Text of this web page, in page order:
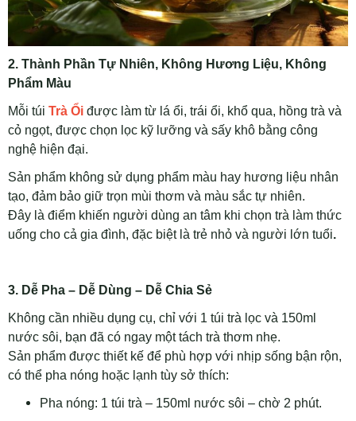
2. Thành Phần Tự Nhiên, Không Hương Liệu, Không
Phẩm Màu
Mỗi túi Trà Ổi được làm từ lá ổi, trái ổi, khổ qua, hồng trà và
cỏ ngọt, được chọn lọc kỹ lưỡng và sấy khô bằng công
nghệ hiện đại.
Sản phẩm không sử dụng phẩm màu hay hương liệu nhân
tạo, đảm bảo giữ trọn mùi thơm và màu sắc tự nhiên.
Đây là điểm khiến người dùng an tâm khi chọn trà làm thức
uống cho cả gia đình, đặc biệt là trẻ nhỏ và người lớn tuổi.
3. Dễ Pha – Dễ Dùng – Dễ Chia Sẻ
Không cần nhiều dụng cụ, chỉ với 1 túi trà lọc và 150ml
nước sôi, bạn đã có ngay một tách trà thơm nhẹ.
Sản phẩm được thiết kế để phù hợp với nhịp sống bận rộn,
có thể pha nóng hoặc lạnh tùy sở thích:
Pha nóng: 1 túi trà – 150ml nước sôi – chờ 2 phút.